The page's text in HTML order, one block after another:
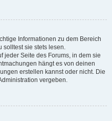
Informationen zu dem Bereich
solltest sie stets lesen.
jeder Seite des Forums, in dem sie
hängt es von deinen
erstellen kannst oder nicht. Die
vergeben.